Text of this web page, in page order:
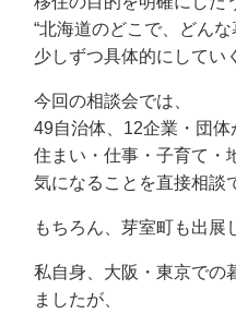
“北海道のどこで、どん
少しずつ具体的にしてい
今回の相談会では、
49自治体、12企業・団体
住まい・仕事・子育て・
気になることを直接相談
もちろん、芽室町も出展
私自身、大阪・東京での
ましたが、